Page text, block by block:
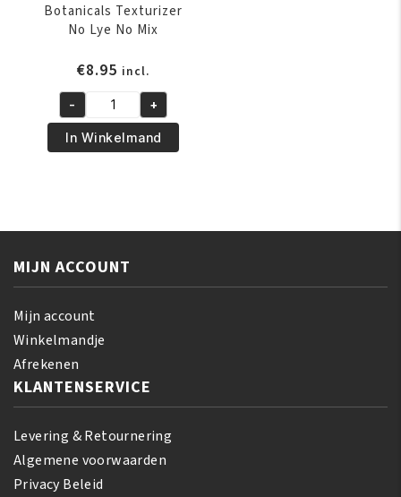
Botanicals Texturizer
No Lye No Mix
€8.95 incl.
Botanicals
Texturizer
No
- +
In Winkelmand
MIJN ACCOUNT
Mijn account
Winkelmandje
Afrekenen
KLANTENSERVICE
Levering & Retournering
Algemene voorwaarden
Privacy Beleid